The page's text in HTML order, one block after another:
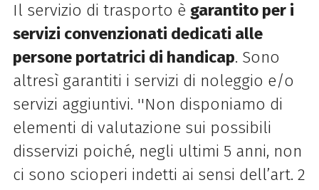
Il servizio di trasporto è garantito per i
servizi convenzionati dedicati alle
persone portatrici di handicap. Sono
altresì garantiti i servizi di noleggio e/o
servizi aggiuntivi. ''Non disponiamo di
elementi di valutazione sui possibili
disservizi poiché, negli ultimi 5 anni, non
ci sono scioperi indetti ai sensi dell’art. 2